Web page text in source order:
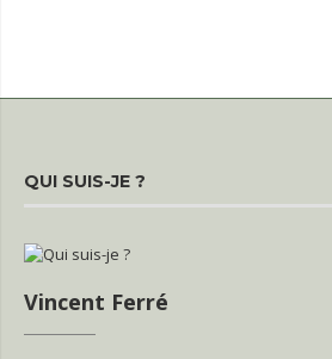
QUI SUIS-JE ?
Vincent Ferré